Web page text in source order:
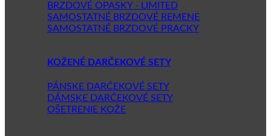
BRZDOVÉ OPASKY - LIMITED
SAMOSTATNÉ BRZDOVÉ REMENE
SAMOSTATNÉ BRZDOVÉ PRACKY
KOŽENÉ DARČEKOVÉ SETY
PÁNSKE DARČEKOVÉ SETY
DÁMSKE DARČEKOVÉ SETY
OŠETRENIE KOŽE